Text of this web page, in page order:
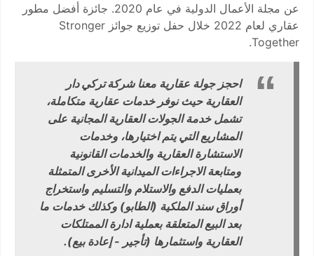
عن مجلة الأعمال الدولية في عام 2020. جائزة أفضل مطور
عقاري لعام 2022 خلال حفل توزيع جوائز Stronger
Together.
احجز جولة عقارية معناشركة تركي دار
العقارية حيث نوفر خدمات عقارية متكاملة،
تشمل خدمة الجولات العقارية المجانية على
المشاريع التي يتم اختيارها، وخدمات
الاستشارة العقارية والخدمات القانونية
ومتابعة الاجراءات الميدانية الأخرى المتمثلة
بعمليات الدفع والاستلام والتسليم واستخراج
أوراق سند الملكية (الطابو) وكذلك خدمات ما
بعد البيع المتعلقة بعملية ادارة الممتلكات
العقارية واستثمارها (تأجير - إعادة بيع).